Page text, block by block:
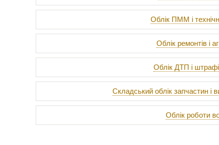
Облік ПММ і
Облік ремонтів і
Облік ДТП і
Складський облік запчастин і
Облік роботи